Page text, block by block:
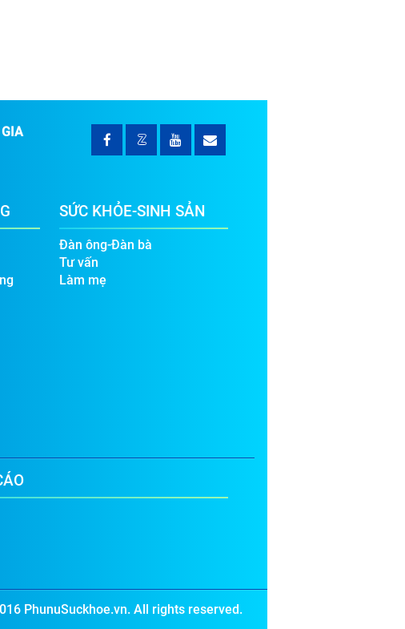
GIA
SỨC KHỎE-SINH SẢN
Đàn ông-Đàn bà
Tư vấn
Làm mẹ
PhunuSuckhoe.vn. All rights reserved.